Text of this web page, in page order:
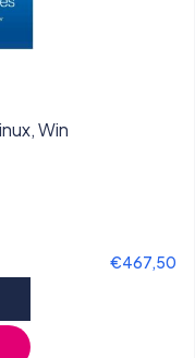
Win
€467,50